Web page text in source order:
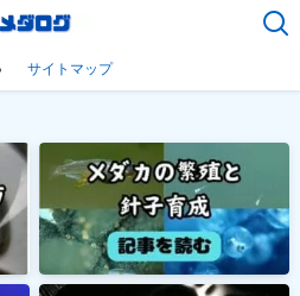
サイトマップ